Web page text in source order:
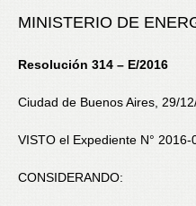
MINISTERIO DE
Resolución 314 – E/2016
Ciudad de Buenos Aires, 29/
VISTO el Expediente N°
CONSIDERANDO: